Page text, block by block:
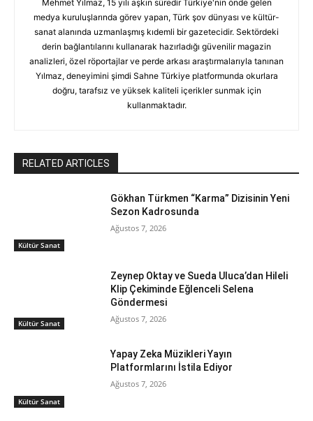
Mehmet Yılmaz, 15 yılı aşkın süredir Türkiye'nin önde gelen
medya kuruluşlarında görev yapan, Türk şov dünyası ve kültür-
sanat alanında uzmanlaşmış kıdemli bir gazetecidir. Sektördeki
derin bağlantılarını kullanarak hazırladığı güvenilir magazin
analizleri, özel röportajlar ve perde arkası araştırmalarıyla tanınan
Yılmaz, deneyimini şimdi Sahne Türkiye platformunda okurlara
doğru, tarafsız ve yüksek kaliteli içerikler sunmak için
kullanmaktadır.
RELATED ARTICLES
Kültür Sanat
Gökhan Türkmen “Karma” Dizisinin Yeni
Sezon Kadrosunda
Ağustos 7, 2026
Kültür Sanat
Zeynep Oktay ve Sueda Uluca’dan Hileli
Klip Çekiminde Eğlenceli Selena
Göndermesi
Ağustos 7, 2026
Kültür Sanat
Yapay Zeka Müzikleri Yayın
Platformlarını İstila Ediyor
Ağustos 7, 2026